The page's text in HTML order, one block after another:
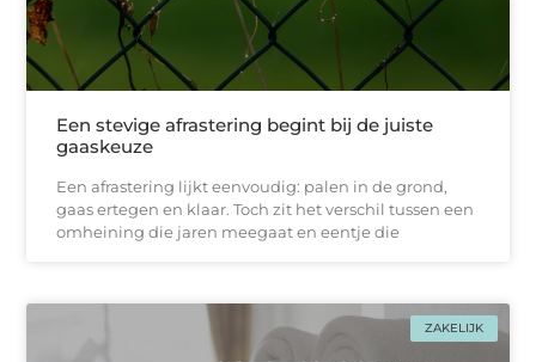
Een stevige afrastering begint bij de juiste
gaaskeuze
Een afrastering lijkt eenvoudig: palen in de grond,
gaas ertegen en klaar. Toch zit het verschil tussen een
omheining die jaren meegaat en eentje die
ZAKELIJK